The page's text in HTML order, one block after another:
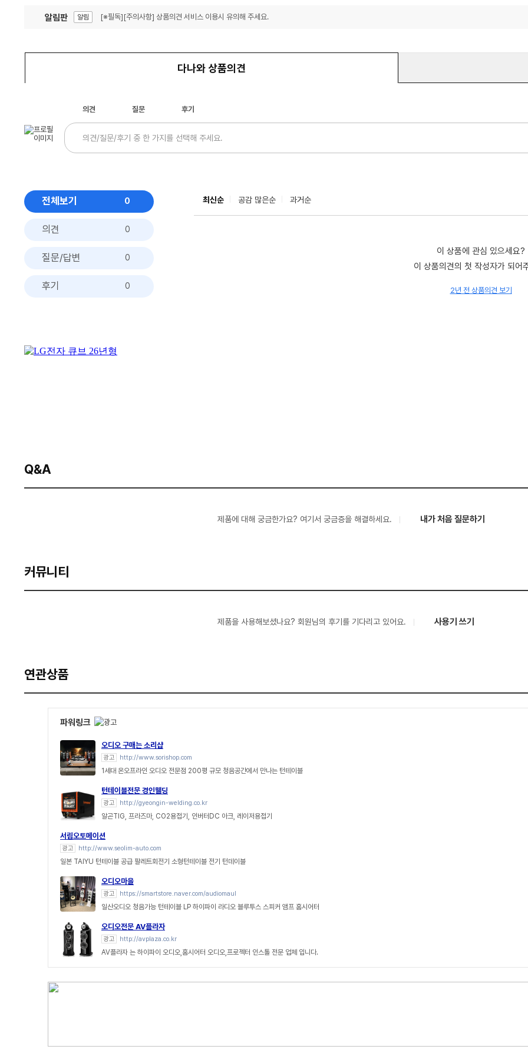
알림판 알림 [※필독][주의사항] 상품의견 서비스 이용시 유의해 주세요.
다나와 상품의견
의견 질문 후기
전체보기 0
의견 0
질문/답변 0
후기 0
최신순 공감 많은순 과거순
이 상품에 관심 있으세요?
이 상품의견의 첫 작성자가 되어
2년 전 상품의견 보기
Q&A
제품에 대해 궁금한가요? 여기서 궁금증을 해결하세요. 내가 처음 질문하기
커뮤니티
제품을 사용해보셨나요? 회원님의 후기를 기다리고 있어요. 사용기 쓰기
연관상품
파워링크
오디오 구매는 소리샵
광고 http://www.sorishop.com
1세대 온오프라인 오디오 전문점 200평 규모 청음공간에서 만나는 턴테이블
턴테이블전문 경인웰딩
광고 http://gyeongin-welding.co.kr
알곤TIG, 프라즈마, CO2용접기, 인버터DC 아크, 레이저용접기
서림오토메이션
광고 http://www.seolim-auto.com
일본 TAIYU 턴테이블 공급 팔레트회전기 소형턴테이블 전기 턴데이블
오디오마을
광고 https://smartstore.naver.com/audiomaul
일산오디오 청음가능 턴테이블 LP 하이파이 라디오 블루투스 스피커 앰프 홈시어터
오디오전문 AV플라자
광고 http://avplaza.co.kr
AV플라자 는 하이파이 오디오,홈시어터 오디오,프로젝터 인스톨 전문 업체 입니다.